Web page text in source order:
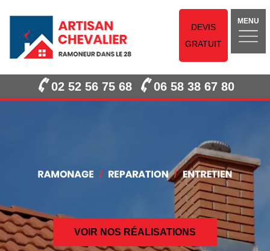
DEVIS
GRATUIT
MENU
02 52 56 75 68 06 58 38 67 80
VOIR NOS RÉALISATIONS